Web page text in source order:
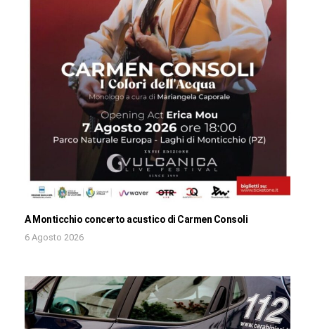
A Monticchio concerto acustico di Carmen Consoli
6 Agosto 2026